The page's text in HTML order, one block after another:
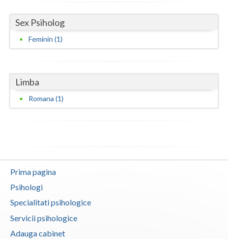
Timis
Tulcea
Vaslui
Vrancea
Sex Psiholog
Feminin (1)
Limba
Romana (1)
Prima pagina
Psihologi
Specialitati psihologice
Servicii psihologice
Adauga cabinet